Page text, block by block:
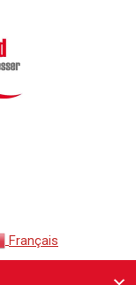
Français